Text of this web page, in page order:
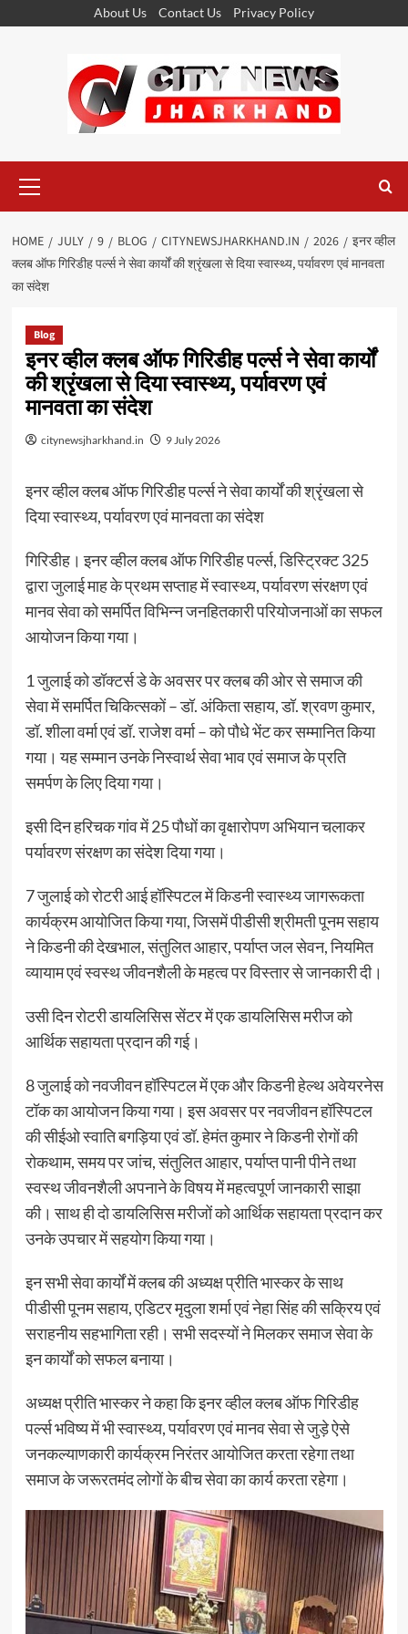
About Us Contact Us Privacy Policy
Menu
HOME JULY 9 BLOG CITYNEWSJHARKHAND.IN 2026
इनर व्हील
क्लब ऑफ गिरिडीह पर्ल्स ने सेवा कार्यों की श्रृंखला से दिया स्वास्थ्य, पर्यावरण एवं मानवता
का संदेश
Blog
इनर व्हील क्लब ऑफ गिरिडीह पर्ल्स ने सेवा कार्यों
की श्रृंखला से दिया स्वास्थ्य, पर्यावरण एवं
मानवता का संदेश
citynewsjharkhand.in 9 July 2026
इनर व्हील क्लब ऑफ गिरिडीह पर्ल्स ने सेवा कार्यों की श्रृंखला से
दिया स्वास्थ्य, पर्यावरण एवं मानवता का संदेश
गिरिडीह। इनर व्हील क्लब ऑफ गिरिडीह पर्ल्स, डिस्ट्रिक्ट 325
द्वारा जुलाई माह के प्रथम सप्ताह में स्वास्थ्य, पर्यावरण संरक्षण एवं
मानव सेवा को समर्पित विभिन्न जनहितकारी परियोजनाओं का सफल
आयोजन किया गया।
1 जुलाई को डॉक्टर्स डे के अवसर पर क्लब की ओर से समाज की
सेवा में समर्पित चिकित्सकों – डॉ. अंकिता सहाय, डॉ. श्रवण कुमार,
डॉ. शीला वर्मा एवं डॉ. राजेश वर्मा – को पौधे भेंट कर सम्मानित किया
गया। यह सम्मान उनके निस्वार्थ सेवा भाव एवं समाज के प्रति
समर्पण के लिए दिया गया।
इसी दिन हरिचक गांव में 25 पौधों का वृक्षारोपण अभियान चलाकर
पर्यावरण संरक्षण का संदेश दिया गया।
7 जुलाई को रोटरी आई हॉस्पिटल में किडनी स्वास्थ्य जागरूकता
कार्यक्रम आयोजित किया गया, जिसमें पीडीसी श्रीमती पूनम सहाय
ने किडनी की देखभाल, संतुलित आहार, पर्याप्त जल सेवन, नियमित
व्यायाम एवं स्वस्थ जीवनशैली के महत्व पर विस्तार से जानकारी दी।
उसी दिन रोटरी डायलिसिस सेंटर में एक डायलिसिस मरीज को
आर्थिक सहायता प्रदान की गई।
8 जुलाई को नवजीवन हॉस्पिटल में एक और किडनी हेल्थ अवेयरनेस
टॉक का आयोजन किया गया। इस अवसर पर नवजीवन हॉस्पिटल
की सीईओ स्वाति बगड़िया एवं डॉ. हेमंत कुमार ने किडनी रोगों की
रोकथाम, समय पर जांच, संतुलित आहार, पर्याप्त पानी पीने तथा
स्वस्थ जीवनशैली अपनाने के विषय में महत्वपूर्ण जानकारी साझा
की। साथ ही दो डायलिसिस मरीजों को आर्थिक सहायता प्रदान कर
उनके उपचार में सहयोग किया गया।
इन सभी सेवा कार्यों में क्लब की अध्यक्ष प्रीति भास्कर के साथ
पीडीसी पूनम सहाय, एडिटर मृदुला शर्मा एवं नेहा सिंह की सक्रिय एवं
सराहनीय सहभागिता रही। सभी सदस्यों ने मिलकर समाज सेवा के
इन कार्यों को सफल बनाया।
अध्यक्ष प्रीति भास्कर ने कहा कि इनर व्हील क्लब ऑफ गिरिडीह
पर्ल्स भविष्य में भी स्वास्थ्य, पर्यावरण एवं मानव सेवा से जुड़े ऐसे
जनकल्याणकारी कार्यक्रम निरंतर आयोजित करता रहेगा तथा
समाज के जरूरतमंद लोगों के बीच सेवा का कार्य करता रहेगा।